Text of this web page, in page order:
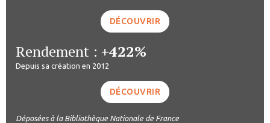
DÉCOUVRIR
Rendement : +422%
Depuis sa création en 2012
DÉCOUVRIR
Déposées à la Bibliothèque Nationale de France